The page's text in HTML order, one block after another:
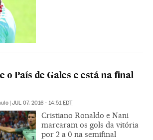
o País de Gales e está na final
JUL 07, 2016 - 14:51 EDT
Cristiano Ronaldo e Nani
marcaram os gols da vitória
por 2 a 0 na semifinal